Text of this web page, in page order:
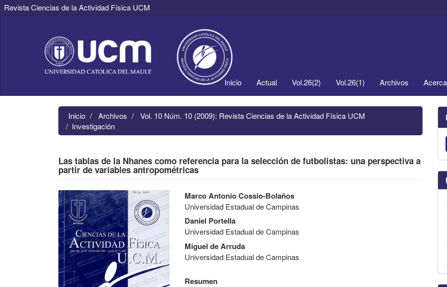
Revista Ciencias de la Actividad Física UCM
Contenido
principal
Inicio Actual Vol.26(2) Vol.26(1) Archivos
Inicio Archivos
Vol. 10 Núm. 10 (2009): Revista Ciencias de la Actividad Física UCM
Investigación
Las tablas de la Nhanes como referencia para la selección de futbolistas: una perspectiva a
partir de variables antropométricas
Barra
lateral
del
artículo
Contenido
principal
del
artículo
Marco Antonio Cossio-Bolaños
Universidad Estadual de Campinas
Daniel Portella
Universidad Estadual de Campinas
Miguel de Arruda
Universidad Estadual de Campinas
Resumen